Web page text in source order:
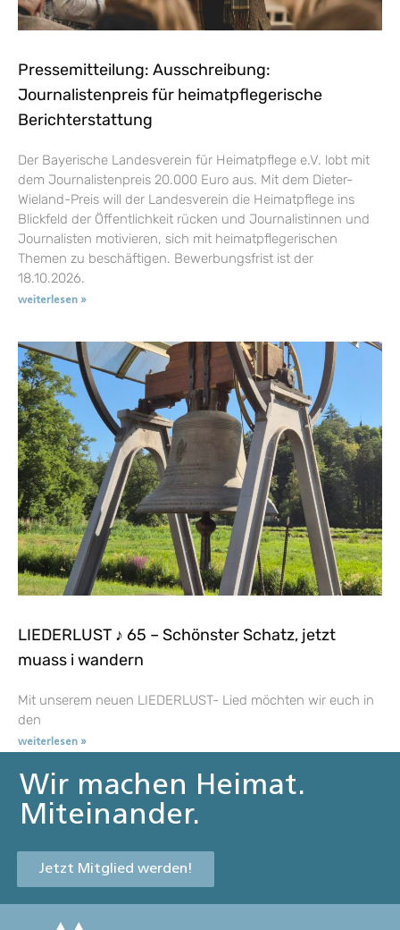
Pressemitteilung: Ausschreibung:
Journalistenpreis für heimatpflegerische
Berichterstattung
Der Bayerische Landesverein für Heimatpflege e.V. lobt mit
dem Journalistenpreis 20.000 Euro aus. Mit dem Dieter-
Wieland-Preis will der Landesverein die Heimatpflege ins
Blickfeld der Öffentlichkeit rücken und Journalistinnen und
Journalisten motivieren, sich mit heimatpflegerischen
Themen zu beschäftigen. Bewerbungsfrist ist der
18.10.2026.
weiterlesen »
LIEDERLUST ♪ 65 – Schönster Schatz, jetzt
muass i wandern
Mit unserem neuen LIEDERLUST- Lied möchten wir euch in
den
weiterlesen »
Wir machen Heimat.
Miteinander.
Jetzt Mitglied werden!